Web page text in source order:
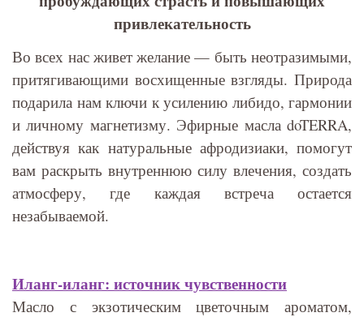
привлекательность
Во всех нас живет желание — быть неотразимыми,
притягивающими восхищенные взгляды. Природа
подарила нам ключи к усилению либидо, гармонии
и личному магнетизму. Эфирные масла doTERRA,
действуя как натуральные афродизиаки, помогут
вам раскрыть внутреннюю силу влечения, создать
атмосферу, где каждая встреча остается
незабываемой.
Иланг-иланг: источник чувственности
Масло с экзотическим цветочным ароматом,